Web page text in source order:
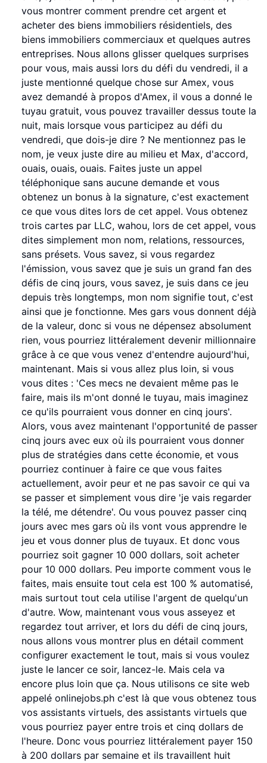
vous montrer comment prendre cet argent et
acheter des biens immobiliers résidentiels, des
biens immobiliers commerciaux et quelques autres
entreprises. Nous allons glisser quelques surprises
pour vous, mais aussi lors du défi du vendredi, il a
juste mentionné quelque chose sur Amex, vous
avez demandé à propos d'Amex, il vous a donné le
tuyau gratuit, vous pouvez travailler dessus toute la
nuit, mais lorsque vous participez au défi du
vendredi, que dois-je dire ? Ne mentionnez pas le
nom, je veux juste dire au milieu et Max, d'accord,
ouais, ouais, ouais. Faites juste un appel
téléphonique sans aucune demande et vous
obtenez un bonus à la signature, c'est exactement
ce que vous dites lors de cet appel. Vous obtenez
trois cartes par LLC, wahou, lors de cet appel, vous
dites simplement mon nom, relations, ressources,
sans présets. Vous savez, si vous regardez
l'émission, vous savez que je suis un grand fan des
défis de cinq jours, vous savez, je suis dans ce jeu
depuis très longtemps, mon nom signifie tout, c'est
ainsi que je fonctionne. Mes gars vous donnent déjà
de la valeur, donc si vous ne dépensez absolument
rien, vous pourriez littéralement devenir millionnaire
grâce à ce que vous venez d'entendre aujourd'hui,
maintenant. Mais si vous allez plus loin, si vous
vous dites : 'Ces mecs ne devaient même pas le
faire, mais ils m'ont donné le tuyau, mais imaginez
ce qu'ils pourraient vous donner en cinq jours'.
Alors, vous avez maintenant l'opportunité de passer
cinq jours avec eux où ils pourraient vous donner
plus de stratégies dans cette économie, et vous
pourriez continuer à faire ce que vous faites
actuellement, avoir peur et ne pas savoir ce qui va
se passer et simplement vous dire 'je vais regarder
la télé, me détendre'. Ou vous pouvez passer cinq
jours avec mes gars où ils vont vous apprendre le
jeu et vous donner plus de tuyaux. Et donc vous
pourriez soit gagner 10 000 dollars, soit acheter
pour 10 000 dollars. Peu importe comment vous le
faites, mais ensuite tout cela est 100 % automatisé,
mais surtout tout cela utilise l'argent de quelqu'un
d'autre. Wow, maintenant vous vous asseyez et
regardez tout arriver, et lors du défi de cinq jours,
nous allons vous montrer plus en détail comment
configurer exactement le tout, mais si vous voulez
juste le lancer ce soir, lancez-le. Mais cela va
encore plus loin que ça. Nous utilisons ce site web
appelé onlinejobs.ph c'est là que vous obtenez tous
vos assistants virtuels, des assistants virtuels que
vous pourriez payer entre trois et cinq dollars de
l'heure. Donc vous pourriez littéralement payer 150
à 200 dollars par semaine et ils travaillent huit